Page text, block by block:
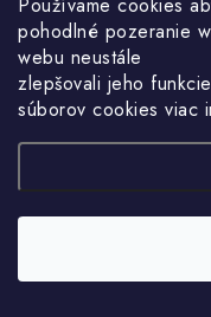
pohodlné pozeranie
webu neustále
zlepšovali jeho
súborov cookies viac
meduplátky sušeného
Celý článok